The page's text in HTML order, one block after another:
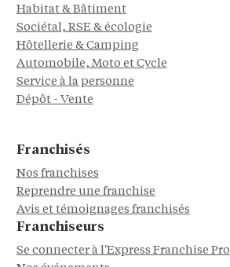
Habitat & Bâtiment
Sociétal, RSE & écologie
Hôtellerie & Camping
Automobile, Moto et Cycle
Service à la personne
Dépôt - Vente
Franchisés
Nos franchises
Reprendre une franchise
Avis et témoignages franchisés
Franchiseurs
Se connecter à l'Express Franchise Pro